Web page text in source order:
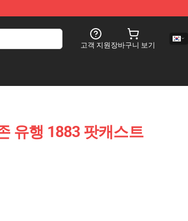
고객 지원장바구니 보기
유행 1883 팟캐스트